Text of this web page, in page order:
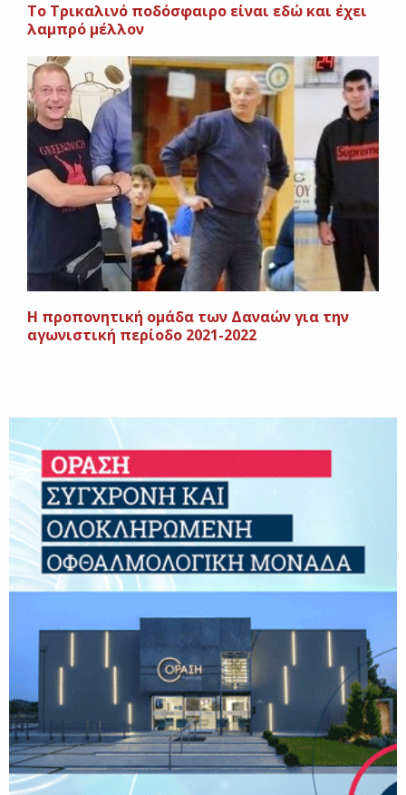
Το Τρικαλινό ποδόσφαιρο είναι εδώ και έχει
λαμπρό μέλλον
Η προπονητική ομάδα των Δαναών για την
αγωνιστική περίοδο 2021-2022